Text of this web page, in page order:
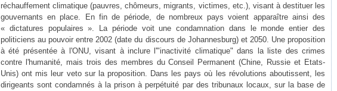
réchauffement climatique (pauvres, chômeurs, migrants, victimes, etc.), visant à destituer les
gouvernants en place. En fin de période, de nombreux pays voient apparaître ainsi des
« dictatures populaires ». La période voit une condamnation dans le monde entier des
politiciens au pouvoir entre 2002 (date du discours de Johannesburg) et 2050. Une proposition
à été présentée à l'ONU, visant à inclure l'"inactivité climatique" dans la liste des crimes
contre l'humanité, mais trois des membres du Conseil Permanent (Chine, Russie et Etats-
Unis) ont mis leur veto sur la proposition. Dans les pays où les révolutions aboutissent, les
dirigeants sont condamnés à la prison à perpétuité par des tribunaux locaux, sur la base de